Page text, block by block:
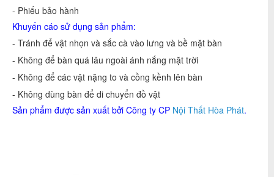
- Phiếu bảo hành
Khuyến cáo sử dụng sản phẩm:
- Tránh để vật nhọn và sắc cà vào lưng và bề mặt bàn
- Không để bàn quá lâu ngoài ánh nắng mặt trời
- Không để các vật nặng to và cồng kềnh lên bàn
- Không dùng bàn để di chuyển đồ vật
Sản phẩm được sản xuất bởi Công ty CP Nội Thất Hòa Phát.